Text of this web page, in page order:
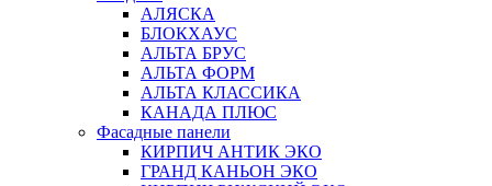
АЛЯСКА
БЛОКХАУС
АЛЬТА БРУС
АЛЬТА ФОРМ
АЛЬТА КЛАССИКА
КАНАДА ПЛЮС
Фасадные панели
КИРПИЧ АНТИК ЭКО
ГРАНД КАНЬОН ЭКО